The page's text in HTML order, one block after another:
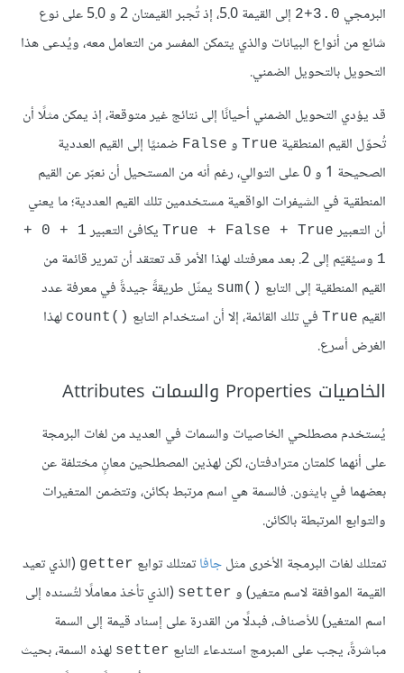
البرمجي 3.0+2
إلى القيمة 5.0، إذ تُجبر القيمتان 2 و 5.0 على نوع
شائع من أنواع البيانات والذي يتمكن المفسر من التعامل معه، ويُدعى هذا
التحويل بالتحويل الضمني.
قد يؤدي التحويل الضمني أحيانًا إلى نتائج غير متوقعة، إذ يمكن مثلًا أن
تُحوّل القيم المنطقية True و False ضمنيًا إلى القيم العددية
الصحيحة 1 و 0 على التوالي، رغم أنه من المستحيل أن نعبّر عن القيم
المنطقية في الشيفرات الواقعية مستخدمين تلك القيم العددية؛ ما يعني
أن التعبير True + False + True يكافئ التعبير
1
وسيُقيّم إلى 2. بعد معرفتك لهذا الأمر قد تعتقد أن تمرير قائمة من
القيم المنطقية إلى التابع ()sum
يمثّل طريقةً جيدةً في معرفة عدد
القيم True في تلك القائمة، إلا أن استخدام التابع ()count
لهذا
الغرض أسرع.
الخاصيات Properties والسمات Attributes
يُستخدم مصطلحي الخاصيات والسمات في العديد من لغات البرمجة
على أنهما كلمتان مترادفتان، لكن لهذين المصطلحين معانٍ مختلفة عن
بعضهما في بايثون. فالسمة هي اسم مرتبط بكائن، وتتضمن المتغيرات
والتوابع المرتبطة بالكائن.
تمتلك لغات البرمجة الأخرى مثلجافاتمتلك توابع getter (الذي تعيد
القيمة الموافقة لاسم متغير) و setter (الذي تأخذ معاملًا لتُسنده إلى
اسم المتغير) للأصناف، فبدلًا من القدرة على إسناد قيمة إلى السمة
مباشرةً، يجب على المبرمج استدعاء التابع setter لهذه السمة، بحيث